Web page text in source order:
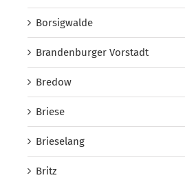
Borsigwalde
Brandenburger Vorstadt
Bredow
Briese
Brieselang
Britz